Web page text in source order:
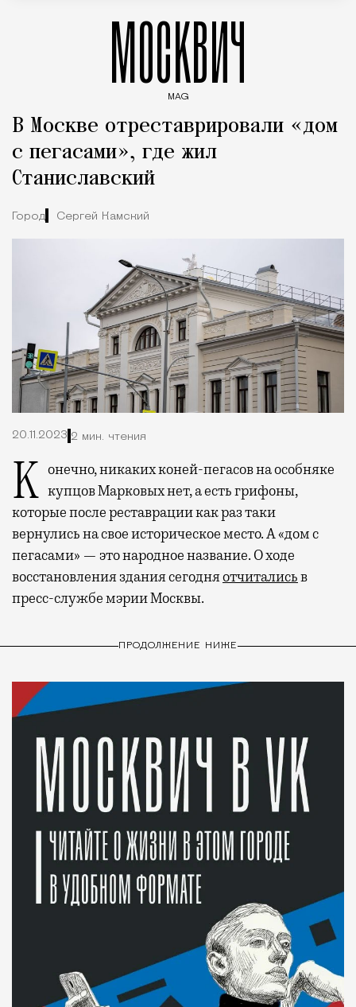
МОСКВИЧ
MAG
В Москве отреставрировали «дом
с пегасами», где жил
Станиславский
Город Сергей Камский
20.11.2023 2 мин. чтения
Конечно, никаких коней-пегасов на особняке купцов Марковых нет, а есть грифоны,
которые после реставрации как раз таки
вернулись на свое историческое место. А «дом с
пегасами» — это народное название. О ходе
восстановления здания сегодняотчиталисьв
пресс-службе мэрии Москвы.
ПРОДОЛЖЕНИЕ НИЖЕ